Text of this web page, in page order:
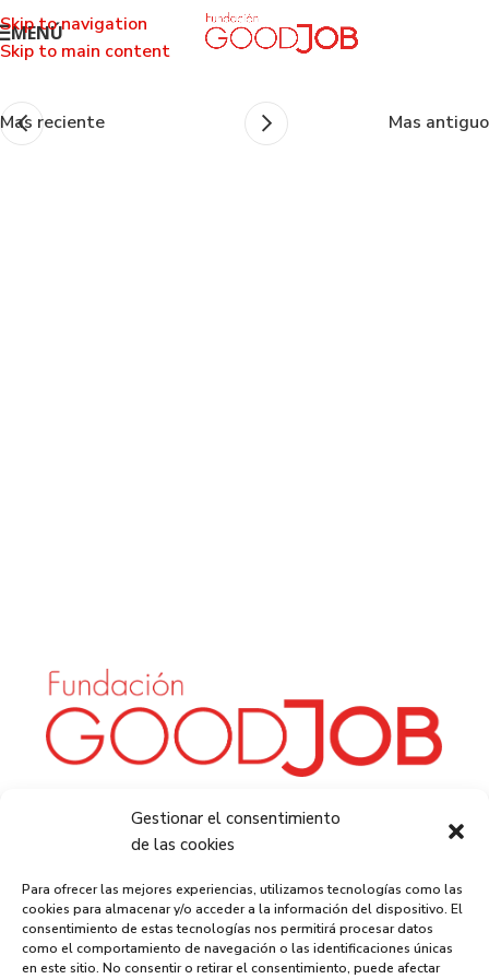
Gestionar el consentimiento
de las cookies
Para ofrecer las mejores experiencias, utilizamos tecnologías como las
cookies para almacenar y/o acceder a la información del dispositivo. El
consentimiento de estas tecnologías nos permitirá procesar datos
como el comportamiento de navegación o las identificaciones únicas
en este sitio. No consentir o retirar el consentimiento, puede afectar
Skip to navigation
Skip to main content
MENÚ
Mas reciente Mas antiguo
CONTACTO
PROGRAMAS #IMPACT
LAS EMPRESAS
POLÍTICA DE CALIDAD FUNDACIÓN GOODJOB